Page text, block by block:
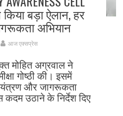
बड़ा ऐलान, हर
अभियान
आज एक्सप्रेस
मोहित अग्रवाल ने
गोष्ठी की। इसमें
और जागरूकता
उठाने के निर्देश दिए